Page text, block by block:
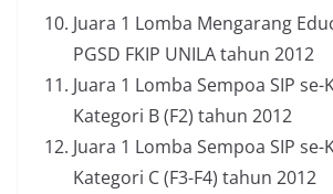
Juara 1 Lomba Mengarang
PGSD FKIP UNILA tahun 2012
Juara 1 Lomba Sempoa SIP
Kategori B (F2) tahun 2012
Juara 1 Lomba Sempoa SIP
Kategori C (F3-F4) tahun 2012